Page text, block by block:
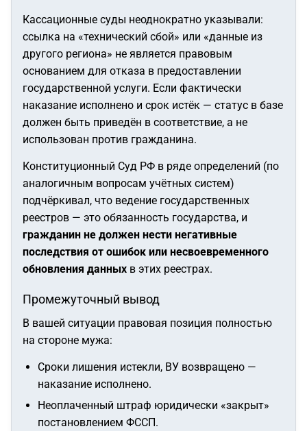
Кассационные суды неоднократно указывали:
ссылка на «технический сбой» или «данные из
другого региона» не является правовым
основанием для отказа в предоставлении
государственной услуги. Если фактически
наказание исполнено и срок истёк — статус в базе
должен быть приведён в соответствие, а не
использован против гражданина.
Конституционный Суд РФ в ряде определений (по
аналогичным вопросам учётных систем)
подчёркивал, что ведение государственных
реестров — это обязанность государства, и
гражданин не должен нести негативные
последствия от ошибок или несвоевременного
обновления данных в этих реестрах.
Промежуточный вывод
В вашей ситуации правовая позиция полностью
на стороне мужа:
Сроки лишения истекли, ВУ возвращено —
наказание исполнено.
Неоплаченный штраф юридически «закрыт»
постановлением ФССП.